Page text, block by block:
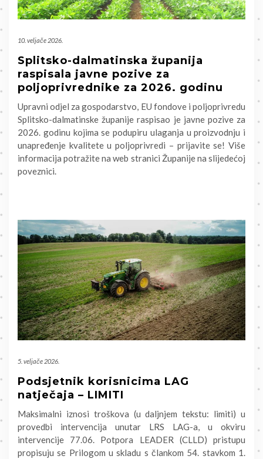
10. veljače 2026.
Splitsko-dalmatinska županija
raspisala javne pozive za
poljoprivrednike za 2026. godinu
Upravni odjel za gospodarstvo, EU fondove i poljoprivredu
Splitsko-dalmatinske županije raspisao je javne pozive za
2026. godinu kojima se podupiru ulaganja u proizvodnju i
unapređenje kvalitete u poljoprivredi – prijavite se! Više
informacija potražite na web stranici Županije na slijedećoj
poveznici.
5. veljače 2026.
Podsjetnik korisnicima LAG
natječaja – LIMITI
Maksimalni iznosi troškova (u daljnjem tekstu: limiti) u
provedbi intervencija unutar LRS LAG-a, u okviru
intervencije 77.06. Potpora LEADER (CLLD) pristupu
propisuju se Prilogom u skladu s člankom 54. stavkom 1.